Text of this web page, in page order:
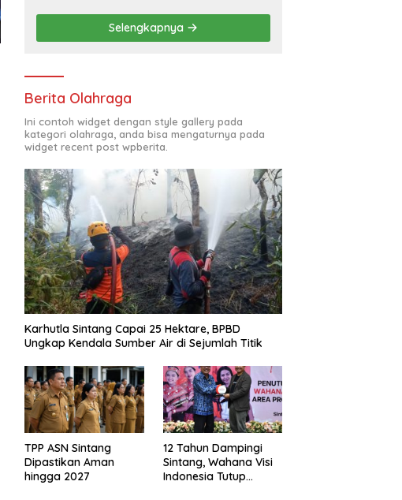
Selengkapnya
Berita Olahraga
Ini contoh widget dengan style gallery pada
kategori olahraga, anda bisa mengaturnya pada
widget recent post wpberita.
Karhutla Sintang Capai 25 Hektare, BPBD
Ungkap Kendala Sumber Air di Sejumlah Titik
TPP ASN Sintang
Dipastikan Aman
hingga 2027
12 Tahun Dampingi
Sintang, Wahana Visi
Indonesia Tutup